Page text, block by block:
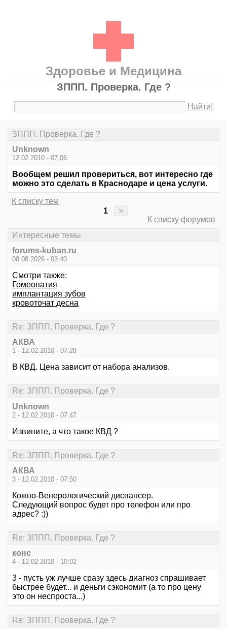
Здоровье и Медицина
ЗППП. Проверка. Где ?
Найти!
ЗППП. Проверка. Где ?
Unknown
12.02.2010 - 07:06
Вообщем решил провериться, вот интересно где
можно это сделать в Краснодаре и цена услуги.
К списку тем
1
>
К списку форумов
Интересные темы
forums-kuban.ru
08.08.2026 - 03:40
Смотри также:
Гомеопатия
имплантация зубов
кровоточат десна
Re: ЗППП. Проверка. Где ?
АКВА
1 - 12.02.2010 - 07:28
В КВД. Цена зависит от набора анализов.
Re: ЗППП. Проверка. Где ?
Unknown
2 - 12.02.2010 - 07:47
Извините, а что такое КВД ?
Re: ЗППП. Проверка. Где ?
АКВА
3 - 12.02.2010 - 07:50
Кожно-Венерологический диспансер.
Следующий вопрос будет про телефон или про
адрес? :))
Re: ЗППП. Проверка. Где ?
конс
4 - 12.02.2010 - 10:02
3 - пусть уж лучше сразу здесь диагноз спрашивает
быстрее будет... и деньги сэкономит (а то про цену
это он неспроста...)
Re: ЗППП. Проверка. Где ?